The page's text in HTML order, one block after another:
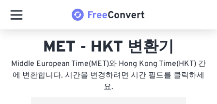
MET - HKT 변환기
Middle European Time(MET)와 Hong Kong Time(HKT) 간
에 변환합니다. 시간을 변경하려면 시간 필드를 클릭하세
요.